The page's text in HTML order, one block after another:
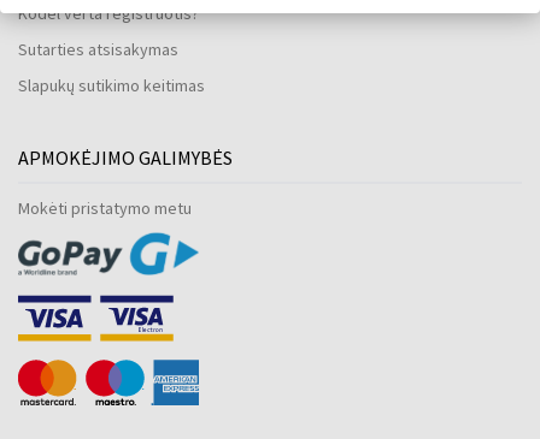
Kodėl verta registruotis?
Sutarties atsisakymas
Slapukų sutikimo keitimas
APMOKĖJIMO GALIMYBĖS
Mokėti pristatymo metu